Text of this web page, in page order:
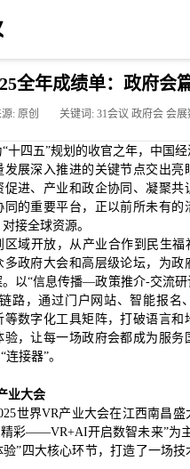
全年成绩单：政府会
: 原创
关键词: 31会议 政府会 会
“十四五”规划的收官之年，中国
发展深入推进的关键节点交出亮
促进、产业和政企协同、凝聚共
同的重要平台，正以前所未有的
接全球资源。
区域开放，从产业合作到民生
多政府大会和高层级论坛，为政
。以“信息传播—政策推介-交流
路，通过门户网站、智能报名
等数字化工具矩阵，打破语言和
验，让每一场政府会都成为服务
连接器”。
业大会
世界VR产业大会在江西南昌
精彩——VR+AI开启数智未来”为
”四大核心环节，打造了一场